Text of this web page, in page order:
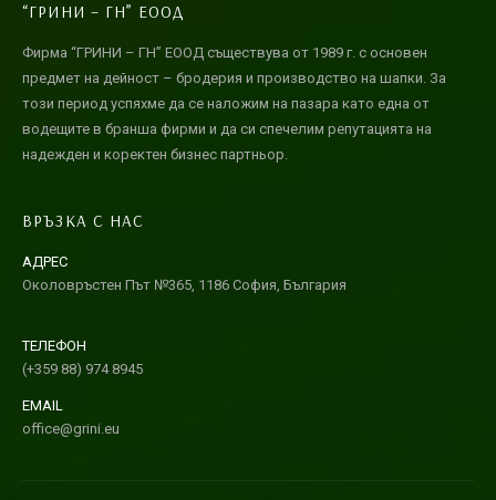
“ГРИНИ – ГН” ЕООД
Фирма “ГРИНИ – ГН” ЕООД съществува от 1989 г. с основен
предмет на дейност – бродерия и производство на шапки. За
този период успяхме да се наложим на пазара като една от
водещите в бранша фирми и да си спечелим репутацията на
надежден и коректен бизнес партньор.
ВРЪЗКА С НАС
АДРЕС
Околовръстен Път №365, 1186 София, България
ТЕЛЕФОН
(+359 88) 974 8945
EMAIL
office@grini.eu